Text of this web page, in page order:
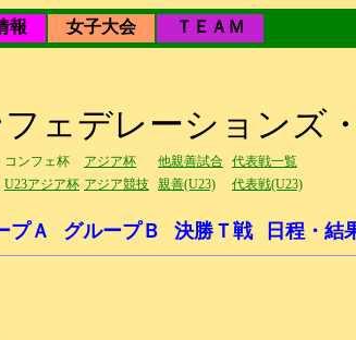
報 女子大会
ＴＥＡＭ
フェデレーションズ
コンフェ杯 アジア杯 他親善試合 代表戦一覧
U23アジア杯 アジア競技 親善(U23) 代表戦(U23)
プＡ グループＢ 決勝Ｔ戦 日程・結